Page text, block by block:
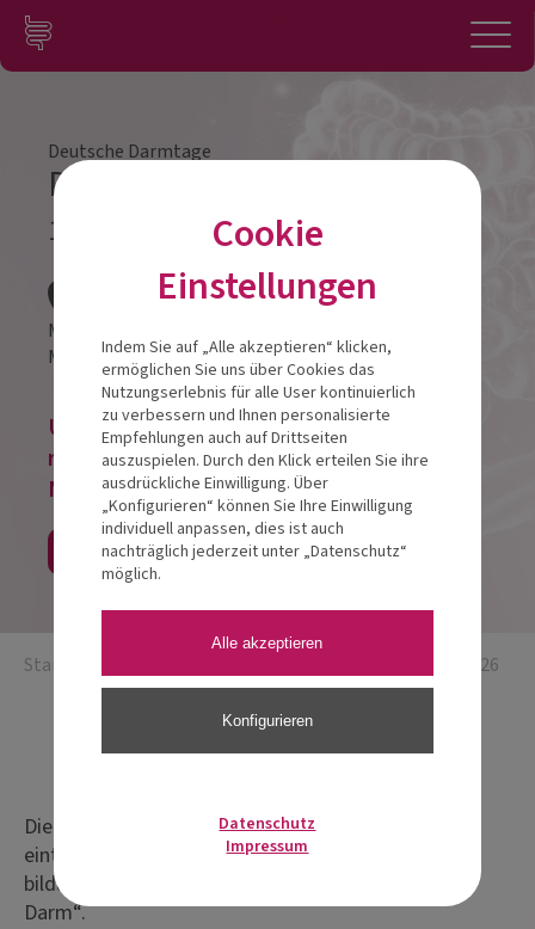
Zum Inhalt springen
Konto
Deutsche Darmtage
Darmtag Würzburg 2026
17.10.2026
Mainfrankensäle
Mainlände 1,97209 Veitshöchheim
Um eine Veranstaltung zu buchen, bitte
registrieren oder im bestehenden
Nutzerkonto anmelden!
Jetzt anmelden
Startseite Darmtag Würzburg 2026
Eventdetails
Die Deutschen Darmtage sind eine praxisnahe,
eintägige Fort-
bildungsreihe zum Thema „Gesundheit beginnt im
Darm“.
Cookie
Einstellungen
Indem Sie auf „Alle akzeptieren“ klicken,
ermöglichen Sie uns über Cookies das
Nutzungserlebnis für alle User kontinuierlich
zu verbessern und Ihnen personalisierte
Empfehlungen auch auf Drittseiten
auszuspielen. Durch den Klick erteilen Sie ihre
ausdrückliche Einwilligung. Über
„Konfigurieren“ können Sie Ihre Einwilligung
individuell anpassen, dies ist auch
nachträglich jederzeit unter „Datenschutz“
möglich.
Alle akzeptieren
Konfigurieren
Datenschutz
Impressum